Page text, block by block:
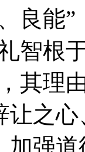
良能
智根
其理
之
加强